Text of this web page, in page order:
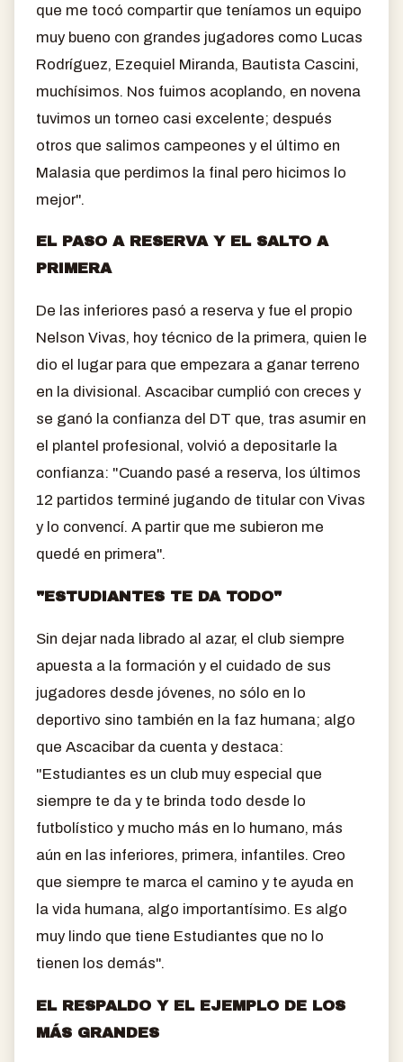
que me tocó compartir que teníamos un equipo
muy bueno con grandes jugadores como Lucas
Rodríguez, Ezequiel Miranda, Bautista Cascini,
muchísimos. Nos fuimos acoplando, en novena
tuvimos un torneo casi excelente; después
otros que salimos campeones y el último en
Malasia que perdimos la final pero hicimos lo
mejor".
EL PASO A RESERVA Y EL SALTO A
PRIMERA
De las inferiores pasó a reserva y fue el propio
Nelson Vivas, hoy técnico de la primera, quien le
dio el lugar para que empezara a ganar terreno
en la divisional. Ascacibar cumplió con creces y
se ganó la confianza del DT que, tras asumir en
el plantel profesional, volvió a depositarle la
confianza: "Cuando pasé a reserva, los últimos
12 partidos terminé jugando de titular con Vivas
y lo convencí. A partir que me subieron me
quedé en primera".
"ESTUDIANTES TE DA TODO"
Sin dejar nada librado al azar, el club siempre
apuesta a la formación y el cuidado de sus
jugadores desde jóvenes, no sólo en lo
deportivo sino también en la faz humana; algo
que Ascacibar da cuenta y destaca:
"Estudiantes es un club muy especial que
siempre te da y te brinda todo desde lo
futbolístico y mucho más en lo humano, más
aún en las inferiores, primera, infantiles. Creo
que siempre te marca el camino y te ayuda en
la vida humana, algo importantísimo. Es algo
muy lindo que tiene Estudiantes que no lo
tienen los demás".
EL RESPALDO Y EL EJEMPLO DE LOS
MÁS GRANDES